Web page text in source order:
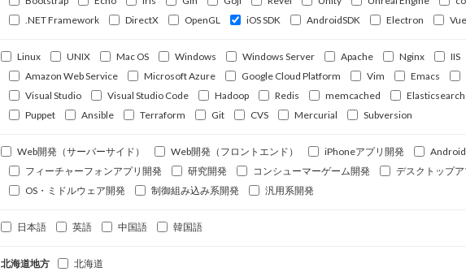
.NET Framework
DirectX OpenGL iOS SDK AndroidSDK Electron
Linux UNIX Mac OS Windows Windows Server Apache Nginx
IIS
Amazon Web Service
Microsoft Azure Google Cloud Platform Vim Emacs
Visual Studio
Visual Studio Code Hadoop Redis memcached Elasticsearch
Puppet
Ansible Terraform Git CVS Mercurial Subversion
Web開発（サーバーサイド） Web開発（フロントエンド） iPhoneアプリ開発
フィーチャーフォンアプリ開発
研究開発 コンシューマーゲーム開発
デスクトップ
OS・ミドルウェア開発
制御組み込み系開発 汎用系開発
日本語 英語 中国語 韓国語
北海道地方
北海道